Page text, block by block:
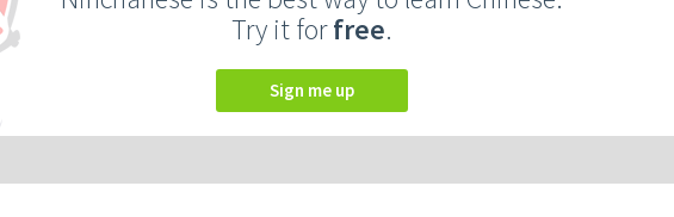
Try it forfree.
Sign me up